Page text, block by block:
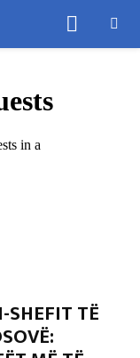
SHEFIT TË